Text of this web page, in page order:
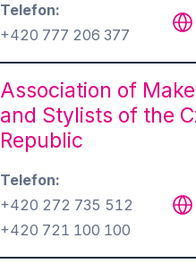
Telefon
+420 777 206 377
Association of
and Stylists of the
Republic
Telefon
+420 272 735 512
+420 721 100 100